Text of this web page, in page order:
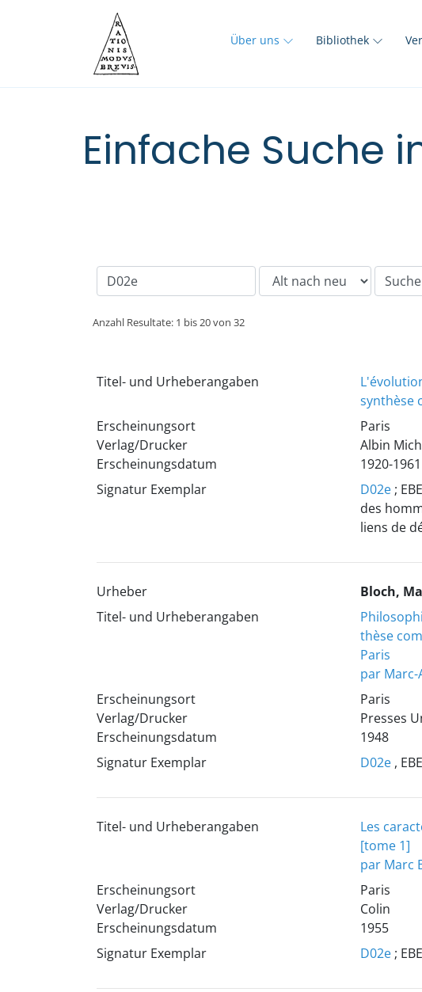
Über uns Bibliothek
Einfache Suche
Anzahl Resultate: 1 bis 20 von 32
Titel- und Urheberangaben
synthèse
Erscheinungsort
Verlag/Drucker
Erscheinungsdatum
Paris
Albin
1920-1961
Signatur Exemplar
D02e;
des
liens de
Urheber Bloch,
Titel- und Urheberangaben
thèse
Paris
par Marc-
Erscheinungsort
Verlag/Drucker
Erscheinungsdatum
Paris
Presses
1948
Signatur Exemplar
D02e,
Titel- und Urheberangaben
Les
[tome 1]
par Marc
Erscheinungsort
Verlag/Drucker
Erscheinungsdatum
Paris
Colin
1955
Signatur Exemplar
D02e;